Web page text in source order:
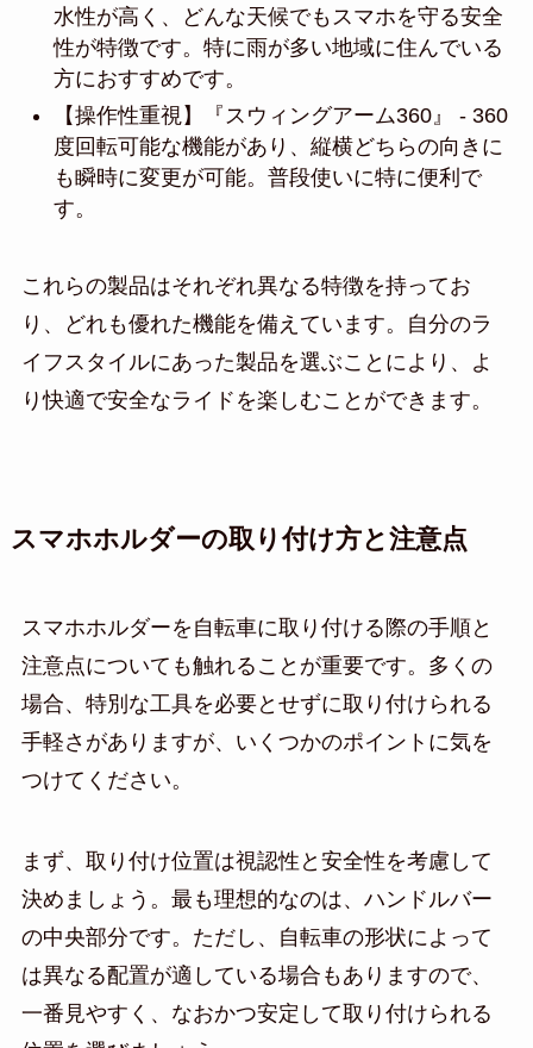
水性が高く、どんな天候でもスマホを守る安全
性が特徴です。特に雨が多い地域に住んでいる
方におすすめです。
【操作性重視】『スウィングアーム360』 - 360
度回転可能な機能があり、縦横どちらの向きに
も瞬時に変更が可能。普段使いに特に便利で
す。
これらの製品はそれぞれ異なる特徴を持ってお
り、どれも優れた機能を備えています。自分のラ
イフスタイルにあった製品を選ぶことにより、よ
り快適で安全なライドを楽しむことができます。
スマホホルダーの取り付け方と注意点
スマホホルダーを自転車に取り付ける際の手順と
注意点についても触れることが重要です。多くの
場合、特別な工具を必要とせずに取り付けられる
手軽さがありますが、いくつかのポイントに気を
つけてください。
まず、取り付け位置は視認性と安全性を考慮して
決めましょう。最も理想的なのは、ハンドルバー
の中央部分です。ただし、自転車の形状によって
は異なる配置が適している場合もありますので、
一番見やすく、なおかつ安定して取り付けられる